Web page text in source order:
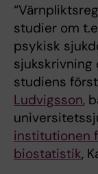
studier om
psykisk
sjukskrivning
studiens
Ludvigsson,
institutionen
biostatistik,